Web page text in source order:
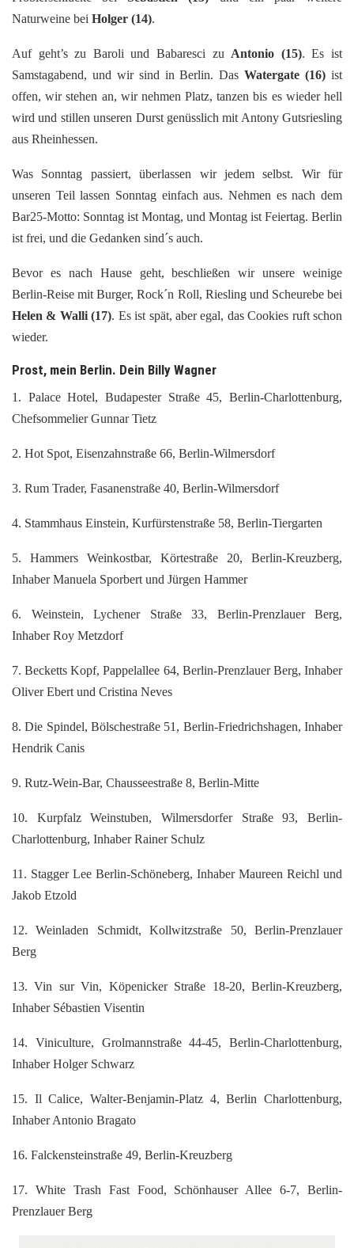
Naturweine bei Holger (14).
Auf geht’s zu Baroli und Babaresci zu Antonio (15). Es ist
Samstagabend, und wir sind in Berlin. DasWatergate (16) ist
offen, wir stehen an, wir nehmen Platz, tanzen bis es wieder hell
wird und stillen unseren Durst genüsslich mit Antony Gutsriesling
aus Rheinhessen.
Was Sonntag passiert, überlassen wir jedem selbst. Wir für
unseren Teil lassen Sonntag einfach aus. Nehmen es nach dem
Bar25-Motto: Sonntag ist Montag, und Montag ist Feiertag. Berlin
ist frei, und die Gedanken sind´s auch.
Bevor es nach Hause geht, beschließen wir unsere weinige
Berlin-Reise mit Burger, Rock´n Roll, Riesling und Scheurebe bei
Helen & Walli (17). Es ist spät, aber egal, das Cookies ruft schon
wieder.
Prost, mein Berlin. Dein Billy Wagner
1. Palace Hotel, Budapester Straße 45, Berlin-Charlottenburg,
Chefsommelier Gunnar Tietz
2. Hot Spot, Eisenzahnstraße 66, Berlin-Wilmersdorf
3. Rum Trader, Fasanenstraße 40, Berlin-Wilmersdorf
4. Stammhaus Einstein, Kurfürstenstraße 58, Berlin-Tiergarten
5. Hammers Weinkostbar, Körtestraße 20, Berlin-Kreuzberg,
Inhaber Manuela Sporbert und Jürgen Hammer
6. Weinstein, Lychener Straße 33, Berlin-Prenzlauer Berg,
Inhaber Roy Metzdorf
7. Becketts Kopf, Pappelallee 64, Berlin-Prenzlauer Berg, Inhaber
Oliver Ebert und Cristina Neves
8. Die Spindel, Bölschestraße 51, Berlin-Friedrichshagen, Inhaber
Hendrik Canis
9. Rutz-Wein-Bar, Chausseestraße 8, Berlin-Mitte
10. Kurpfalz Weinstuben, Wilmersdorfer Straße 93, Berlin-
Charlottenburg, Inhaber Rainer Schulz
11. Stagger Lee Berlin-Schöneberg, Inhaber Maureen Reichl und
Jakob Etzold
12. Weinladen Schmidt, Kollwitzstraße 50, Berlin-Prenzlauer
Berg
13. Vin sur Vin, Köpenicker Straße 18-20, Berlin-Kreuzberg,
Inhaber Sébastien Visentin
14. Viniculture, Grolmannstraße 44-45, Berlin-Charlottenburg,
Inhaber Holger Schwarz
15. Il Calice, Walter-Benjamin-Platz 4, Berlin Charlottenburg,
Inhaber Antonio Bragato
16. Falckensteinstraße 49, Berlin-Kreuzberg
17. White Trash Fast Food, Schönhauser Allee 6-7, Berlin-
Prenzlauer Berg